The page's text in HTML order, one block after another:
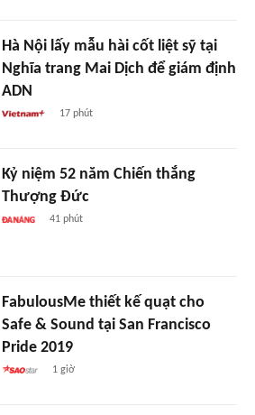
Hà Nội lấy mẫu hài cốt liệt sỹ tại
Nghĩa trang Mai Dịch để giám định
ADN
17 phút
Kỷ niệm 52 năm Chiến thắng
Thượng Đức
41 phút
FabulousMe thiết kế quạt cho
Safe & Sound tại San Francisco
Pride 2019
1 giờ